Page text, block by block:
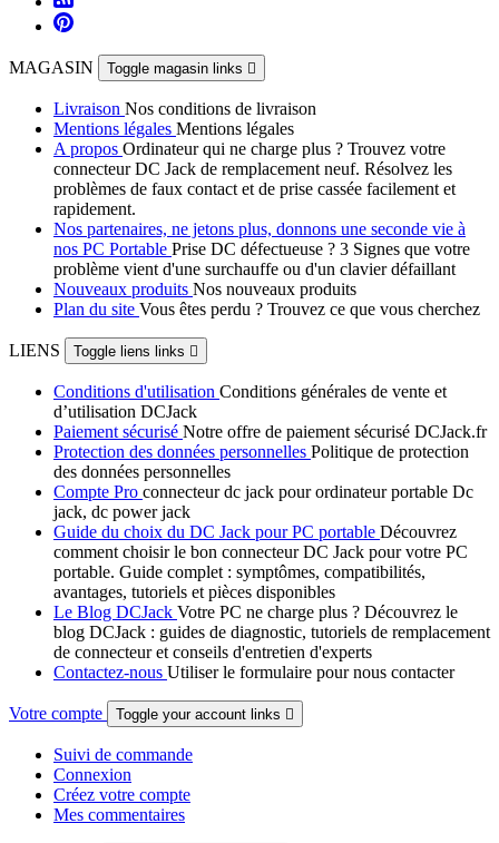
MAGASIN Toggle magasin links 
Livraison Nos conditions de livraison
Mentions légales Mentions légales
A propos Ordinateur qui ne charge plus ? Trouvez votre
connecteur DC Jack de remplacement neuf. Résolvez les
problèmes de faux contact et de prise cassée facilement et
rapidement.
Nos partenaires, ne jetons plus, donnons une seconde vie à
nos PC Portable Prise DC défectueuse ? 3 Signes que votre
problème vient d'une surchauffe ou d'un clavier défaillant
Nouveaux produits Nos nouveaux produits
Plan du site Vous êtes perdu ? Trouvez ce que vous cherchez
LIENS Toggle liens links 
Conditions d'utilisation Conditions générales de vente et
d’utilisation DCJack
Paiement sécurisé Notre offre de paiement sécurisé DCJack.fr
Protection des données personnelles Politique de protection
des données personnelles
Compte Pro connecteur dc jack pour ordinateur portable Dc
jack, dc power jack
Guide du choix du DC Jack pour PC portable Découvrez
comment choisir le bon connecteur DC Jack pour votre PC
portable. Guide complet : symptômes, compatibilités,
avantages, tutoriels et pièces disponibles
Le Blog DCJack Votre PC ne charge plus ? Découvrez le
blog DCJack : guides de diagnostic, tutoriels de remplacement
de connecteur et conseils d'entretien d'experts
Contactez-nous Utiliser le formulaire pour nous contacter
Votre compte Toggle your account links 
Suivi de commande
Connexion
Créez votre compte
Mes commentaires